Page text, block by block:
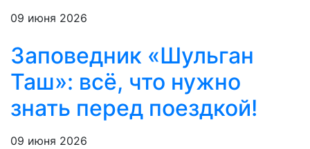
09 июня 2026
Заповедник «Шульган
Таш»: всё, что нужно
знать перед поездкой!
09 июня 2026